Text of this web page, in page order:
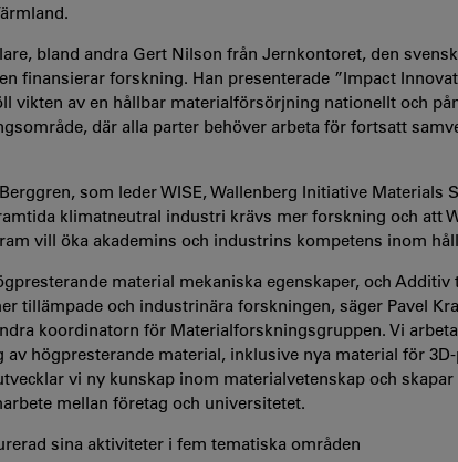
bland andra Gert Nilson från Jernkontoret, den
finansierar forskning. Han presenterade ”Impact
vikten av en hållbar materialförsörjning nationellt och
där alla parter behöver arbeta för fortsatt
som leder WISE, Wallenberg Initiative Materials
klimatneutral industri krävs mer forskning och att
vill öka akademins och industrins kompetens inom
material mekaniska egenskaper, och
tillämpade och industrinära forskningen, säger Pavel
koordinatorn för Materialforskningsgruppen. Vi
av högpresterande material, inklusive nya material för
vi ny kunskap inom materialvetenskap och
mellan företag och universitetet.
sina aktiviteter i fem tematiska områden